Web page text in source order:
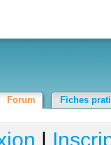
Forum Fiches
|